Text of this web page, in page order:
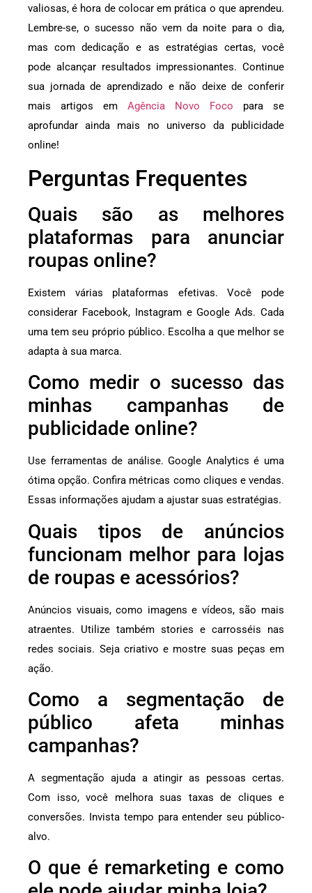
valiosas, é hora de colocar em prática o que aprendeu.
Lembre-se, o sucesso não vem da noite para o dia,
mas com dedicação e as estratégias certas, você
pode alcançar resultados impressionantes. Continue
sua jornada de aprendizado e não deixe de conferir
mais artigos em Agência Novo Foco para se
aprofundar ainda mais no universo da publicidade
online!
Perguntas Frequentes
Quais são as melhores
plataformas para anunciar
roupas online?
Existem várias plataformas efetivas. Você pode
considerar Facebook, Instagram e Google Ads. Cada
uma tem seu próprio público. Escolha a que melhor se
adapta à sua marca.
Como medir o sucesso das
minhas campanhas de
publicidade online?
Use ferramentas de análise. Google Analytics é uma
ótima opção. Confira métricas como cliques e vendas.
Essas informações ajudam a ajustar suas estratégias.
Quais tipos de anúncios
funcionam melhor para lojas
de roupas e acessórios?
Anúncios visuais, como imagens e vídeos, são mais
atraentes. Utilize também stories e carrosséis nas
redes sociais. Seja criativo e mostre suas peças em
ação.
Como a segmentação de
público afeta minhas
campanhas?
A segmentação ajuda a atingir as pessoas certas.
Com isso, você melhora suas taxas de cliques e
conversões. Invista tempo para entender seu público-
alvo.
O que é remarketing e como